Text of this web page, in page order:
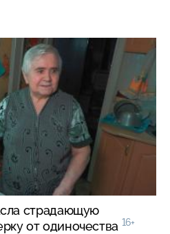
страдающую
от одиночества 16+